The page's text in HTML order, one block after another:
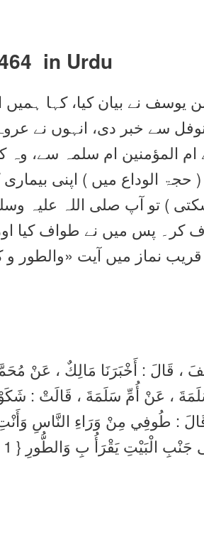
in Urdu
یوسف نے بیان کیا، کہا
سے خبر دی، انہوں نے
ام المؤمنین ام سلمہ سے،
حجۃ الوداع میں ) اپنی
) تو آپ صلی اللہ علیہ
کر۔ پس میں نے طواف کیا
نماز میں آیت «والطور
، قَالَ : أَخْبَرَنَا مَالِكٌ ، عَنْ
، عَنْ أُمِّ سَلَمَةَ ، قَالَتْ :
: طُوفِي مِنْ وَرَاءِ النَّاسِ